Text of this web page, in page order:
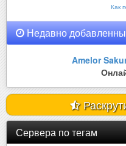
Как
Недавно
Amelor
Сервера по тегам